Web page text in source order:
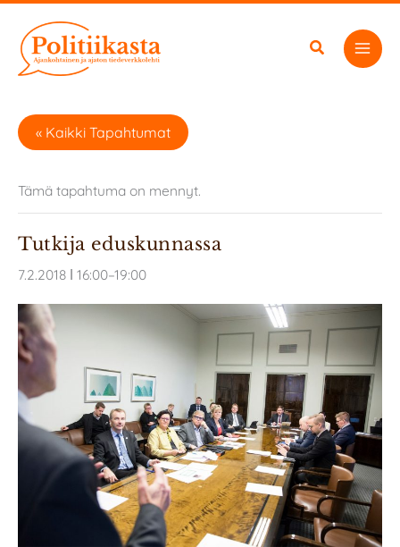
sisältöön
« Kaikki Tapahtumat
Tämä tapahtuma on mennyt.
Tutkija eduskunnassa
7.2.2018 ǀ 16:00–19:00